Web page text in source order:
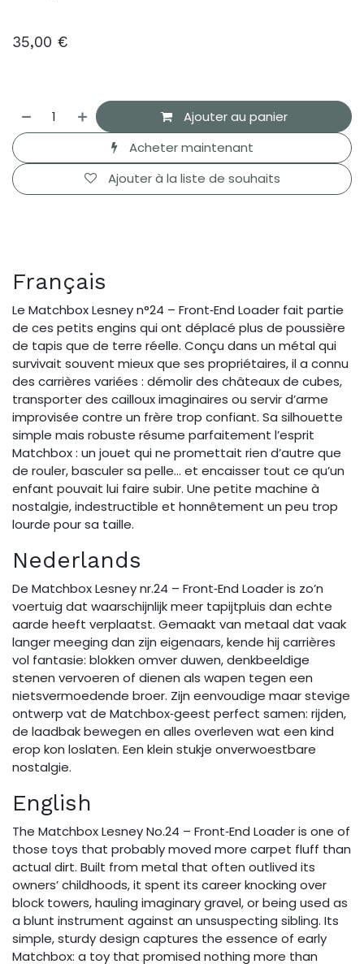
35,00 €
Ajouter au panier
Acheter maintenant
Ajouter à la liste de souhaits
Français
Le Matchbox Lesney n°24 – Front‑End Loader fait partie
de ces petits engins qui ont déplacé plus de poussière
de tapis que de terre réelle. Conçu dans un métal qui
survivait souvent mieux que ses propriétaires, il a connu
des carrières variées : démolir des châteaux de cubes,
transporter des cailloux imaginaires ou servir d’arme
improvisée contre un frère trop confiant. Sa silhouette
simple mais robuste résume parfaitement l’esprit
Matchbox : un jouet qui ne promettait rien d’autre que
de rouler, basculer sa pelle… et encaisser tout ce qu’un
enfant pouvait lui faire subir. Une petite machine à
nostalgie, indestructible et honnêtement un peu trop
lourde pour sa taille.
Nederlands
De Matchbox Lesney nr.24 – Front‑End Loader is zo’n
voertuig dat waarschijnlijk meer tapijtpluis dan echte
aarde heeft verplaatst. Gemaakt van metaal dat vaak
langer meeging dan zijn eigenaars, kende hij carrières
vol fantasie: blokken omver duwen, denkbeeldige
stenen vervoeren of dienen als wapen tegen een
nietsvermoedende broer. Zijn eenvoudige maar stevige
ontwerp vat de Matchbox‑geest perfect samen: rijden,
de laadbak bewegen en alles overleven wat een kind
erop kon loslaten. Een klein stukje onverwoestbare
nostalgie.
English
The Matchbox Lesney No.24 – Front‑End Loader is one of
those toys that probably moved more carpet fluff than
actual dirt. Built from metal that often outlived its
owners’ childhoods, it spent its career knocking over
block towers, hauling imaginary gravel, or being used as
a blunt instrument against an unsuspecting sibling. Its
simple, sturdy design captures the essence of early
Matchbox: a toy that promised nothing more than